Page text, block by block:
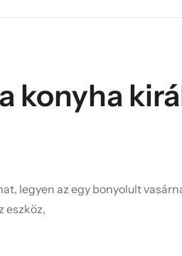
konyha
legyen az egy bonyolult
eszköz,